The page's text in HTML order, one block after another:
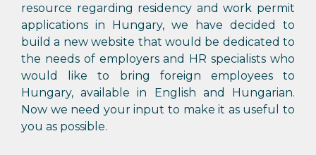
resource regarding residency and work permit
applications in Hungary, we have decided to
build a new website that would be dedicated to
the needs of employers and HR specialists who
would like to bring foreign employees to
Hungary, available in English and Hungarian.
Now we need your input to make it as useful to
you as possible.